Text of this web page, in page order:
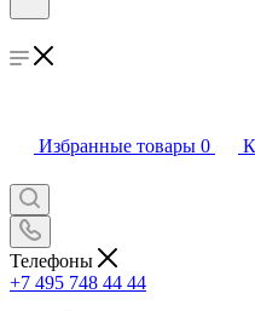
Избранные товары 0
Телефоны
+7 495 748 44 44